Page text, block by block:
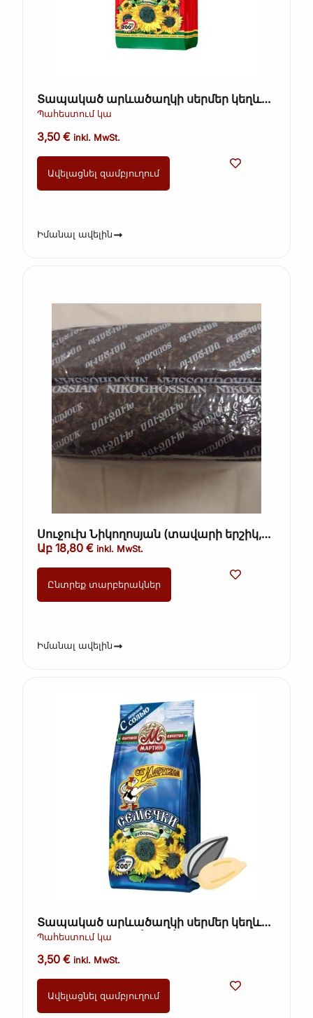
Տապակած արևածաղկի սերմեր կեղևով
– Ot Martina, 200 գ
Պահեստում կա
3,50€ inkl. MwSt.
Ավելացնել զամբյուղում
Իմանալ ավելին
Սուջուխ Նիկողոսյան (տավարի երշիկ,
սխտորով երշիկ) ամբողջական 36€/1կգ
Աբ 18,80€ inkl. MwSt.
Ընտրեք տարբերակներ
Իմանալ ավելին
Տապակած արևածաղկի սերմեր կեղևով
– Ot Martina, 200 գ (Kopie)
Պահեստում կա
3,50€ inkl. MwSt.
Ավելացնել զամբյուղում